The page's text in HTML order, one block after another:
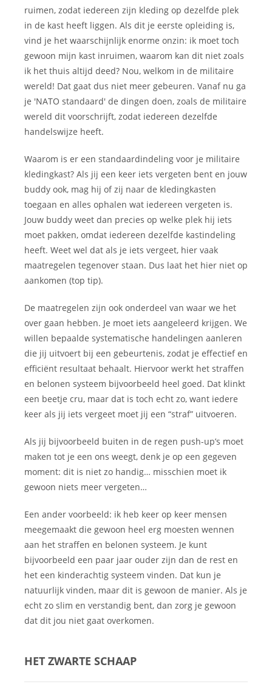
ruimen, zodat iedereen zijn kleding op dezelfde plek
in de kast heeft liggen. Als dit je eerste opleiding is,
vind je het waarschijnlijk enorme onzin: ik moet toch
gewoon mijn kast inruimen, waarom kan dit niet zoals
ik het thuis altijd deed? Nou, welkom in de militaire
wereld! Dat gaat dus niet meer gebeuren. Vanaf nu ga
je 'NATO standaard' de dingen doen, zoals de militaire
wereld dit voorschrijft, zodat iedereen dezelfde
handelswijze heeft.
Waarom is er een standaardindeling voor je militaire
kledingkast? Als jij een keer iets vergeten bent en jouw
buddy ook, mag hij of zij naar de kledingkasten
toegaan en alles ophalen wat iedereen vergeten is.
Jouw buddy weet dan precies op welke plek hij iets
moet pakken, omdat iedereen dezelfde kastindeling
heeft. Weet wel dat als je iets vergeet, hier vaak
maatregelen tegenover staan. Dus laat het hier niet op
aankomen (top tip).
De maatregelen zijn ook onderdeel van waar we het
over gaan hebben. Je moet iets aangeleerd krijgen. We
willen bepaalde systematische handelingen aanleren
die jij uitvoert bij een gebeurtenis, zodat je effectief en
efficiënt resultaat behaalt. Hiervoor werkt het straffen
en belonen systeem bijvoorbeeld heel goed. Dat klinkt
een beetje cru, maar dat is toch echt zo, want iedere
keer als jij iets vergeet moet jij een “straf” uitvoeren.
Als jij bijvoorbeeld buiten in de regen push-up’s moet
maken tot je een ons weegt, denk je op een gegeven
moment: dit is niet zo handig… misschien moet ik
gewoon niets meer vergeten…
Een ander voorbeeld: ik heb keer op keer mensen
meegemaakt die gewoon heel erg moesten wennen
aan het straffen en belonen systeem. Je kunt
bijvoorbeeld een paar jaar ouder zijn dan de rest en
het een kinderachtig systeem vinden. Dat kun je
natuurlijk vinden, maar dit is gewoon de manier. Als je
echt zo slim en verstandig bent, dan zorg je gewoon
dat dit jou niet gaat overkomen.
HET ZWARTE SCHAAP